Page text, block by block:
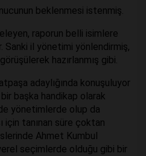
beklenmesi istenmiş.
raporun belli isimlere
il yönetimi yönlendirmiş,
hazırlanmış gibi.
adaylığında konuşuluyor
başka handikap olarak
yönetimlerde olup da
için tanınan süre çoktan
Ahmet Kumbul
seçimlerde olduğu gibi bir